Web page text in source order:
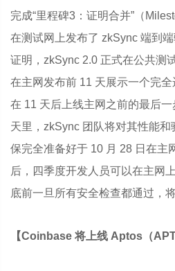
完成“里程碑3：证明合并”（
在测试网上发布了 zkSync 端到
证明，zkSync 2.0 正式在公共测
在主网发布前 11 天展示一个完
在 11 天后上线主网之前的最后
天里，zkSync 团队将对其性能
保完全准备好于 10 月 28 日在主
后，四季度开发人员可以在主网
底前一旦所有安全检查都通过，
【Coinbase 将上线 Aptos（APT